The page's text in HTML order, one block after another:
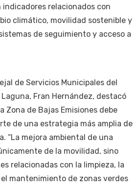
indicadores relacionados con
climático, movilidad sostenible y
de seguimiento y acceso a
de Servicios Municipales del
Fran Hernández, destacó
Zona de Bajas Emisiones debe
de una estrategia más amplia de
“La mejora ambiental de una
de la movilidad, sino
relacionadas con la limpieza, la
mantenimiento de zonas verdes